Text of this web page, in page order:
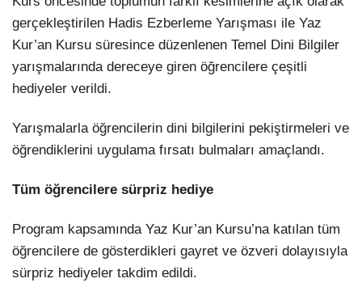
gerçekleştirilen Hadis Ezberleme Yarışması ile Yaz
Kur’an Kursu süresince düzenlenen Temel Dini Bilgiler
yarışmalarında dereceye giren öğrencilere çeşitli
hediyeler verildi.
Yarışmalarla öğrencilerin dini bilgilerini pekiştirmeleri ve
öğrendiklerini uygulama fırsatı bulmaları amaçlandı.
Tüm öğrencilere sürpriz hediye
Program kapsamında Yaz Kur’an Kursu’na katılan tüm
öğrencilere de gösterdikleri gayret ve özveri dolayısıyla
sürpriz hediyeler takdim edildi.